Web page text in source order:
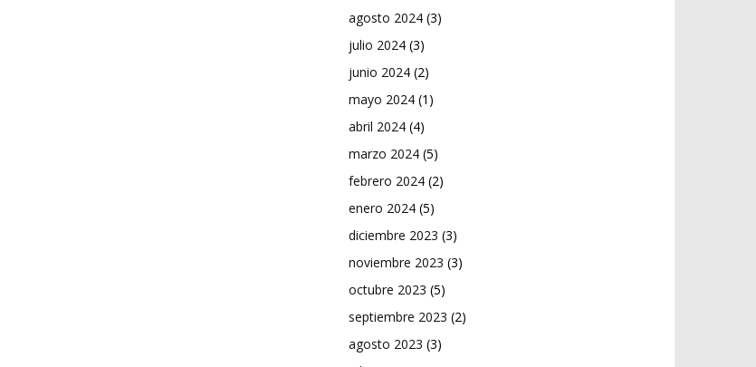
agosto 2024 (3)
julio 2024 (3)
junio 2024 (2)
mayo 2024 (1)
abril 2024 (4)
marzo 2024 (5)
febrero 2024 (2)
enero 2024 (5)
diciembre 2023 (3)
noviembre 2023 (3)
octubre 2023 (5)
septiembre 2023 (2)
agosto 2023 (3)